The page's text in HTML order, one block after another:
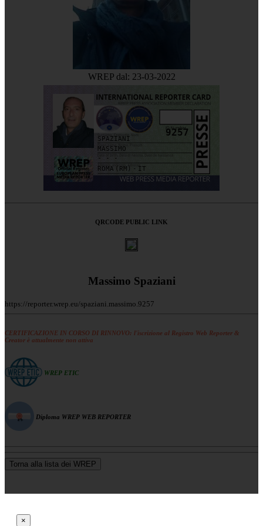
WREP dal: 23-03-2022
9257
SPAZIANI
MASSIMO
- - -
ROMA (RM) - IT
QRCODE PUBLIC LINK
Massimo Spaziani
https://reporter.wrep.eu/spaziani.massimo.9257
CERTIFICAZIONE IN CORSO DI RINNOVO: l'iscrizione al Registro Web Reporter &
Creator è attualmente non attiva
WREP ETIC
Diploma WREP WEB REPORTER
Torna alla lista dei WREP
×